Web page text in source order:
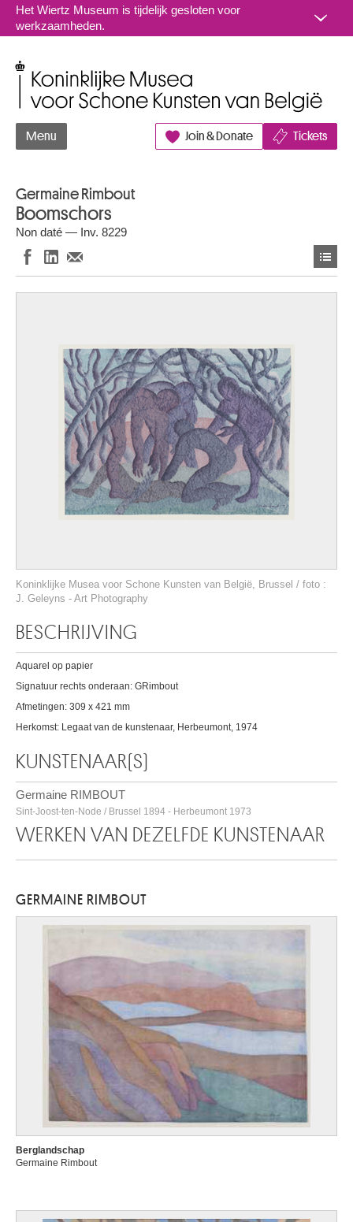
Naar inhoud
Het Wiertz Museum is tijdelijk gesloten voor
werkzaamheden.
Menu Join & Donate Tickets
Germaine Rimbout
Boomschors
Non daté — Inv. 8229
Koninklijke Musea voor Schone Kunsten van België, Brussel / foto :
J. Geleyns - Art Photography
BESCHRIJVING
Aquarel op papier
Signatuur rechts onderaan: GRimbout
Afmetingen: 309 x 421 mm
Herkomst: Legaat van de kunstenaar, Herbeumont, 1974
KUNSTENAAR(S)
Germaine RIMBOUT
Sint-Joost-ten-Node / Brussel 1894 - Herbeumont 1973
WERKEN VAN DEZELFDE KUNSTENAAR
GERMAINE RIMBOUT
Berglandschap
Germaine Rimbout